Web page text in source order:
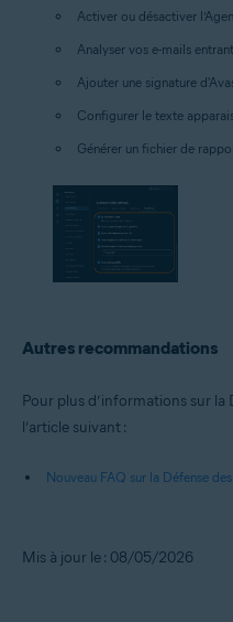
Activer ou désactiver
Analyser vos e-mails
Ajouter une signature
Configurer le texte
Générer un fichier de
Autres recommandations
Pour plus d’informations sur la
l’article suivant :
Nouveau FAQ sur la Défense
Mis à jour le : 08/05/2026